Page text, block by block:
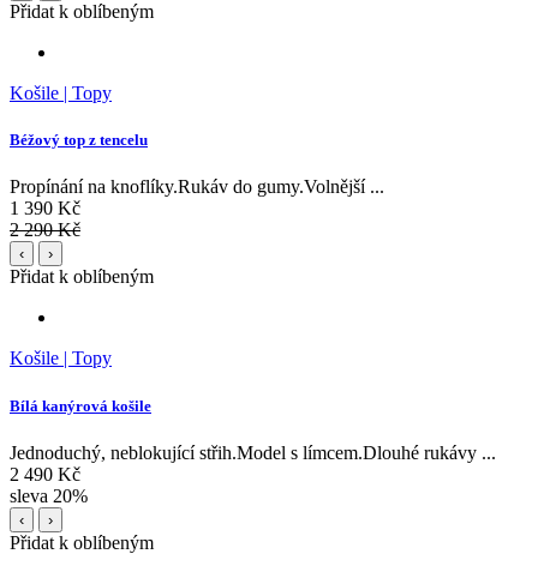
Přidat k oblíbeným
Košile | Topy
Béžový top z tencelu
Propínání na knoflíky.Rukáv do gumy.Volnější ...
1 390 Kč
2 290 Kč
‹ ›
Přidat k oblíbeným
Košile | Topy
Bílá kanýrová košile
Jednoduchý, neblokující střih.Model s límcem.Dlouhé rukávy ...
2 490 Kč
sleva 20%
‹ ›
Přidat k oblíbeným